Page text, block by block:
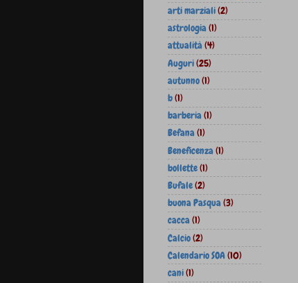
arti marziali(2)
astrologia(1)
attualità(4)
Auguri(25)
autunno(1)
b(1)
barberia(1)
Befana(1)
Beneficenza(1)
bollette(1)
Bufale(2)
buona Pasqua(3)
cacca(1)
Calcio(2)
Calendario SOA(10)
cani(1)